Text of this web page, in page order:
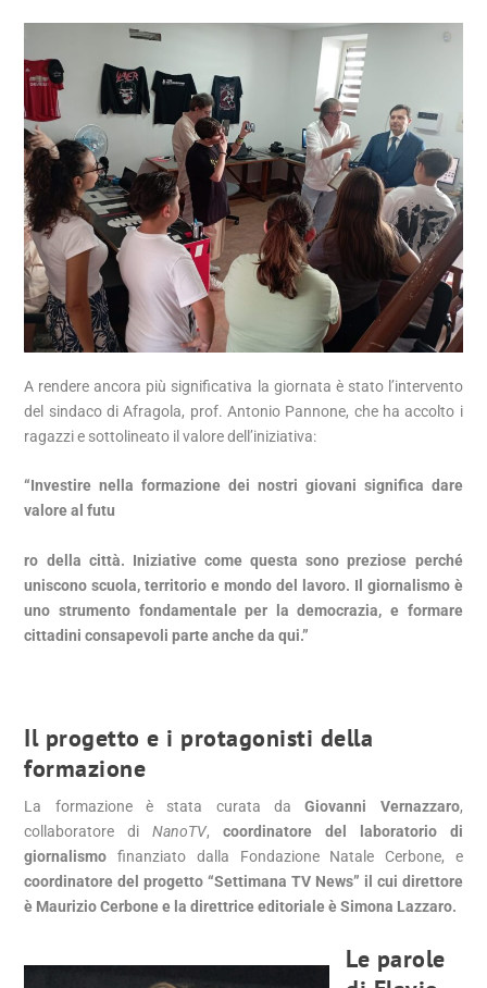
A rendere ancora più significativa la giornata è stato l’intervento
del sindaco di Afragola, prof. Antonio Pannone, che ha accolto i
ragazzi e sottolineato il valore dell’iniziativa:
“Investire nella formazione dei nostri giovani significa dare
valore al futu
ro della città. Iniziative come questa sono preziose perché
uniscono scuola, territorio e mondo del lavoro. Il giornalismo è
uno strumento fondamentale per la democrazia, e formare
cittadini consapevoli parte anche da qui.”
Il progetto e i protagonisti della
formazione
La formazione è stata curata daGiovanni Vernazzaro,
collaboratore diNanoTV,coordinatore del laboratorio di
giornalismo finanziato dalla Fondazione Natale Cerbone, e
coordinatore del progetto “Settimana TV News” il cui direttore
è Maurizio Cerbone e la direttrice editoriale è Simona Lazzaro.
Le parole